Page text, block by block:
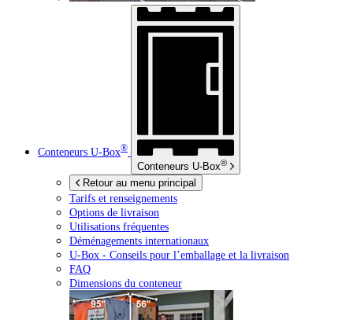
Conteneurs U-Box®
Conteneurs U-Box®
Retour au menu principal
Tarifs et renseignements
Options de livraison
Utilisations fréquentes
Déménagements internationaux
U-Box - Conseils pour l’emballage et la livraison
FAQ
Dimensions du conteneur